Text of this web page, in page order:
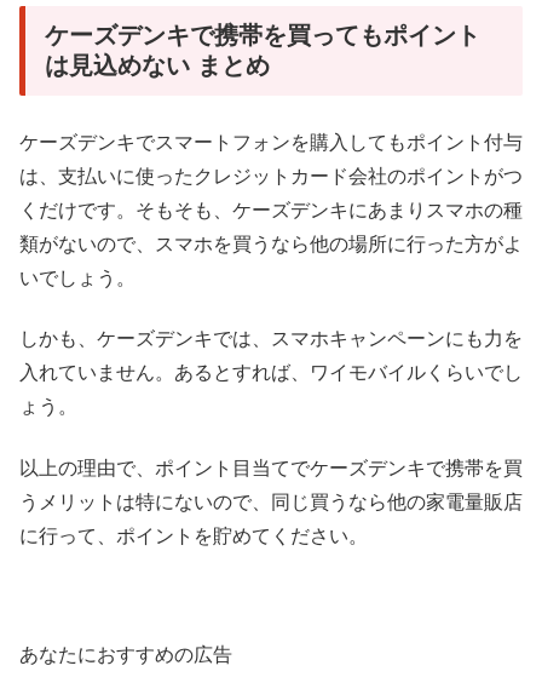
ケーズデンキで携帯を買ってもポイント
は見込めない まとめ
ケーズデンキでスマートフォンを購入してもポイント付与
は、支払いに使ったクレジットカード会社のポイントがつ
くだけです。そもそも、ケーズデンキにあまりスマホの種
類がないので、スマホを買うなら他の場所に行った方がよ
いでしょう。
しかも、ケーズデンキでは、スマホキャンペーンにも力を
入れていません。あるとすれば、ワイモバイルくらいでし
ょう。
以上の理由で、ポイント目当てでケーズデンキで携帯を買
うメリットは特にないので、同じ買うなら他の家電量販店
に行って、ポイントを貯めてください。
あなたにおすすめの広告